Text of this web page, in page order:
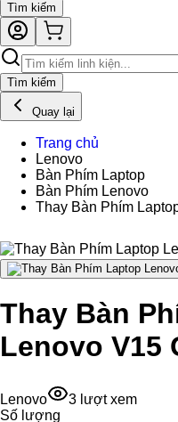
Tìm kiếm
Tìm kiếm
Quay lại
Trang chủ
Lenovo
Bàn Phím Laptop
Bàn Phím Lenovo
Thay Bàn Phím
Thay Bàn
Lenovo V15
Lenovo 3 lượt xem
Số lượng